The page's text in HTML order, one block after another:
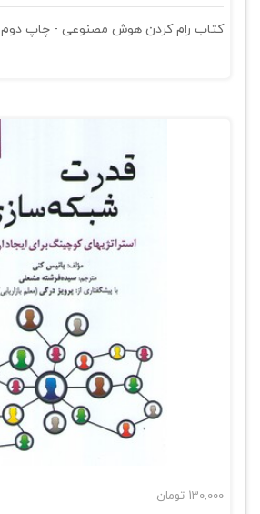
کتاب رام کردن هوش مصنوعی - چاپ دوم
130,000 تومان